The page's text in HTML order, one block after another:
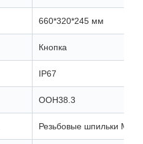
660*320*245 мм
Кнопка
IP67
ООН38.3
Резьбовые шпильки M8-